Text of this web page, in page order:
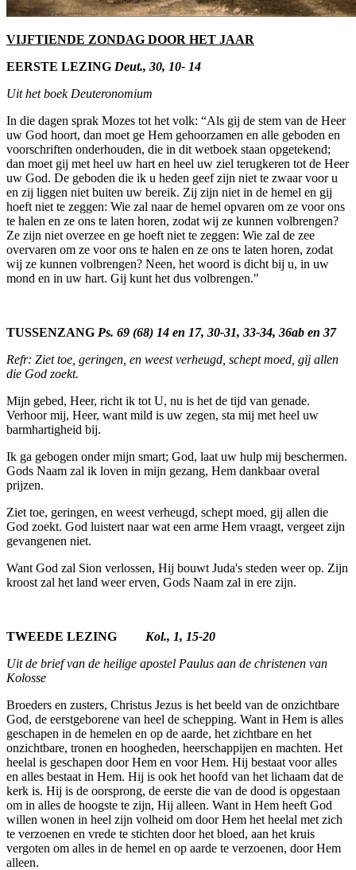
VIJFTIENDE ZONDAG DOOR HET JAAR
EERSTE LEZING Deut., 30, 10- 14
Uit het boek Deuteronomium
In die dagen sprak Mozes tot het volk: “Als gij de stem van de Heer
uw God hoort, dan moet ge Hem gehoorzamen en alle geboden en
voorschriften onderhouden, die in dit wetboek staan opgetekend;
dan moet gij met heel uw hart en heel uw ziel terugkeren tot de Heer
uw God. De geboden die ik u heden geef zijn niet te zwaar voor u
en zij liggen niet buiten uw bereik. Zij zijn niet in de hemel en gij
hoeft niet te zeggen: Wie zal naar de hemel opvaren om ze voor ons
te halen en ze ons te laten horen, zodat wij ze kunnen volbrengen?
Ze zijn niet overzee en ge hoeft niet te zeggen: Wie zal de zee
overvaren om ze voor ons te halen en ze ons te laten horen, zodat
wij ze kunnen volbrengen? Neen, het woord is dicht bij u, in uw
mond en in uw hart. Gij kunt het dus volbrengen."
TUSSENZANG Ps. 69 (68) 14 en 17, 30-31, 33-34, 36ab en 37
Refr: Ziet toe, geringen, en weest ver­heugd, schept moed, gij allen
die God zoekt.
Mijn gebed, Heer, richt ik tot U, nu is het de tijd van genade.
Verhoor mij, Heer, want mild is uw zegen, sta mij met heel uw
barmhartigheid bij.
Ik ga gebogen onder mijn smart; God, laat uw hulp mij beschermen.
Gods Naam zal ik loven in mijn gezang, Hem dankbaar overal
prijzen.
Ziet toe, geringen, en weest verheugd, schept moed,­ gij allen die
God zoekt. God luistert naar wat een arme Hem vraagt, vergeet zijn
gevangenen niet.
Want God zal Sion verlossen, Hij bouwt Juda's steden weer op. Zijn
kroost zal het land weer erven, Gods Naam zal in ere zijn.
TWEEDE LEZING Kol., 1, 15-20
Uit de brief van de heilige apostel Paulus aan de christenen van
Kolosse
Broeders en zusters, Christus Jezus is het beeld van de onzichtbare
God, de eerstgeborene van heel de schepping. Want in Hem is alles
geschapen in de hemelen en op de aarde, het zichtbare en het
onzichtbare, tronen en hoogheden, heerschappijen en machten. Het
heelal is geschapen door Hem en voor Hem. Hij bestaat voor alles
en alles bestaat in Hem. Hij is ook het hoofd van het lichaam dat de
kerk is. Hij is de oorsprong, de eerste die van de dood is opgestaan
om in alles de hoogste te zijn, Hij alleen. Want in Hem heeft God
willen wonen in heel zijn volheid om door Hem het heelal met zich
te verzoenen en vrede te stichten door het bloed, aan het kruis
vergoten om alles in de hemel en op aarde te verzoenen, door Hem
alleen.